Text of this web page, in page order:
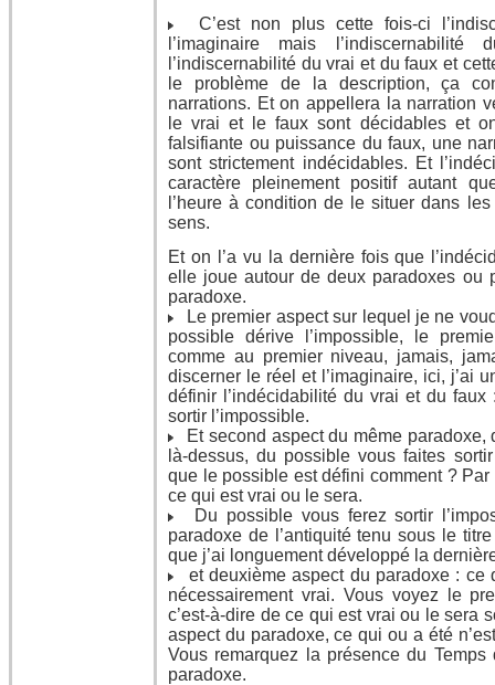
C’est non plus cette fois-ci
l’imaginaire mais
l’indiscernabilité du vrai et du faux et
le problème de la description, ça
narrations. Et on appellera la narration
le vrai et le faux sont décidables et
falsifiante ou puissance du faux, une
sont strictement indécidables. Et
caractère pleinement positif autant
l’heure à condition de le situer dans
sens.
Et on l’a vu la dernière fois que
elle joue autour de deux paradoxes ou
paradoxe.
Le premier aspect sur lequel je ne
possible dérive l’impossible, le
comme au premier niveau, jamais,
discerner le réel et l’imaginaire, ici, j’ai
définir l’indécidabilité du vrai et du
sortir l’impossible.
Et second aspect du même
là-dessus, du possible vous faites
que le possible est défini comment ?
ce qui est vrai ou le sera.
Du possible vous ferez sortir
paradoxe de l’antiquité tenu sous le
que j’ai longuement développé la
et deuxième aspect du paradoxe : ce
nécessairement vrai. Vous voyez le
c’est-à-dire de ce qui est vrai ou le sera
aspect du paradoxe, ce qui ou a été
Vous remarquez la présence du
paradoxe.